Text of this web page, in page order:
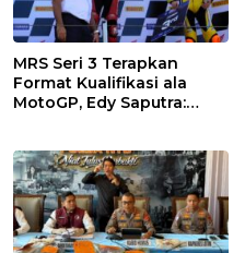
MRS Seri 3 Terapkan
Format Kualifikasi ala
MotoGP, Edy Saputra: